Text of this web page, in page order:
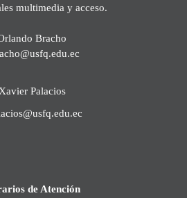
multimedia y acceso.
Bracho
Xavier Palacios
de Atención